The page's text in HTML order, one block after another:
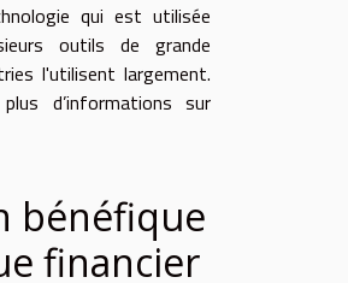
qui est utilisée
outils de grande
l'utilisent largement.
d’informations sur
bénéfique
financier